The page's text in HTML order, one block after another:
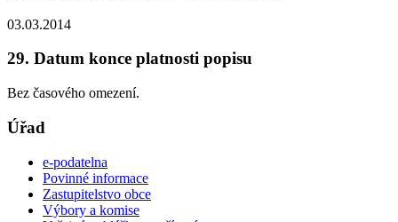
03.03.2014
29. Datum konce platnosti popisu
Bez časového omezení.
Úřad
e-podatelna
Povinné informace
Zastupitelstvo obce
Výbory a komise